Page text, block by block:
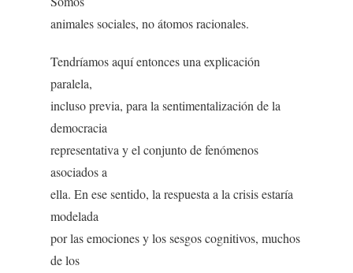
animales sociales, no átomos racionales.
Tendríamos aquí entonces una explicación
paralela,
incluso previa, para la sentimentalización de la
democracia
representativa y el conjunto de fenómenos
asociados a
ella. En ese sentido, la respuesta a la crisis estaría
modelada
por las emociones y los sesgos cognitivos, muchos
de los